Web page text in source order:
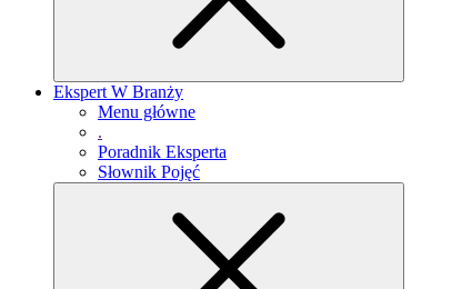
Ekspert W Branży
Menu główne
.
Poradnik Eksperta
Słownik Pojęć